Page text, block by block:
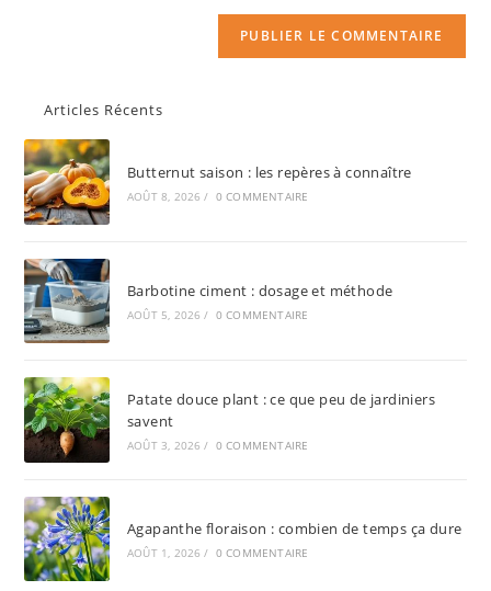
Articles Récents
Butternut saison : les repères à connaître
AOÛT 8, 2026 / 0 COMMENTAIRE
Barbotine ciment : dosage et méthode
AOÛT 5, 2026 / 0 COMMENTAIRE
Patate douce plant : ce que peu de jardiniers
savent
AOÛT 3, 2026 / 0 COMMENTAIRE
Agapanthe floraison : combien de temps ça dure
AOÛT 1, 2026 / 0 COMMENTAIRE